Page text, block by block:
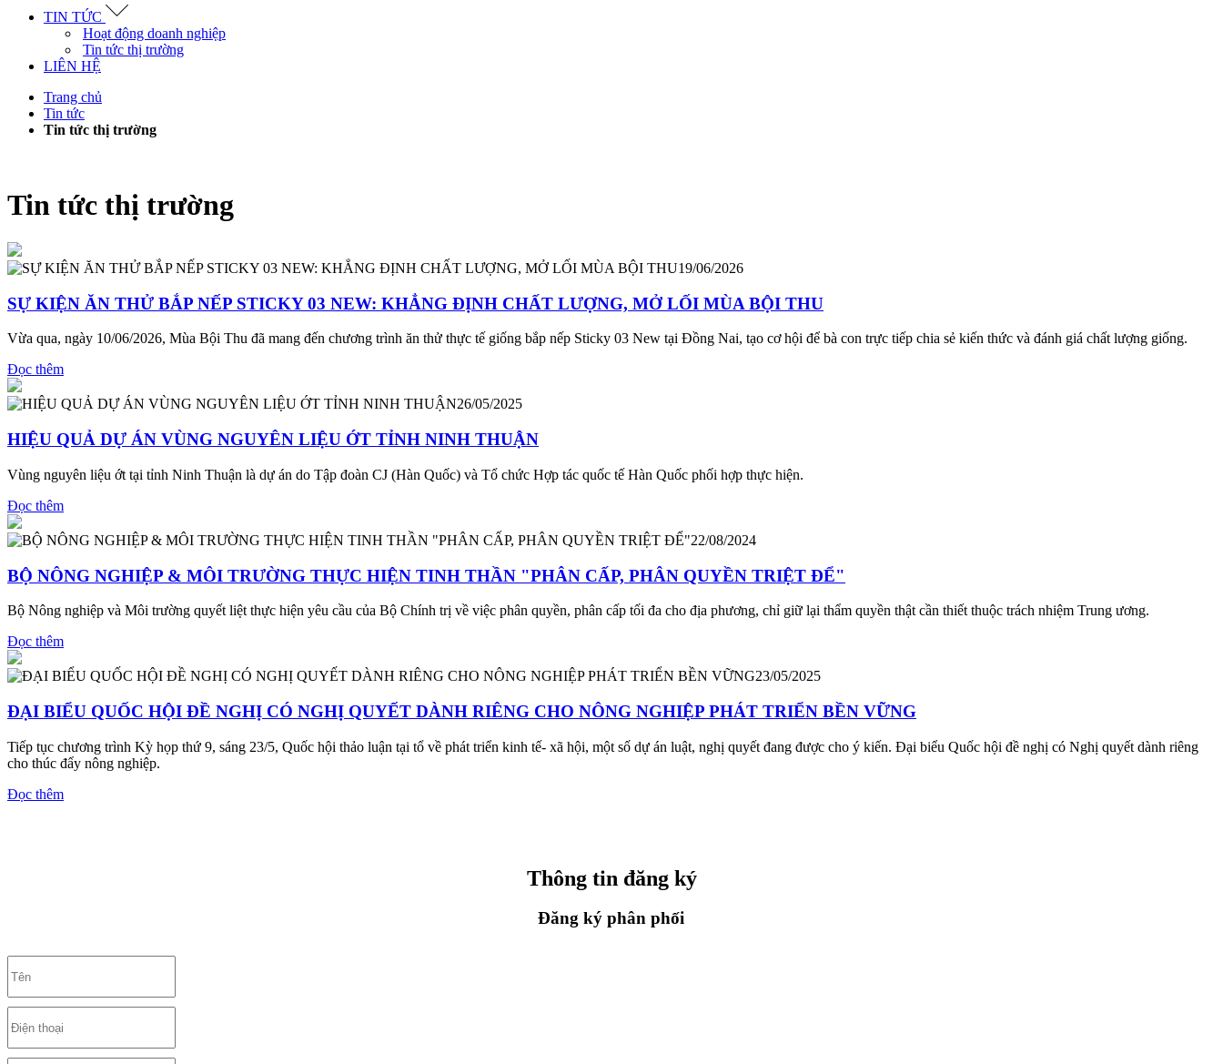
TIN TỨC
Hoạt động doanh nghiệp
Tin tức thị trường
LIÊN HỆ
Trang chủ
Tin tức
Tin tức thị trường
Tin tức thị trường
19/06/2026
SỰ KIỆN ĂN THỬ BẮP NẾP STICKY 03 NEW: KHẲNG ĐỊNH CHẤT LƯỢNG, MỞ LỐI MÙA BỘI THU
Vừa qua, ngày 10/06/2026, Mùa Bội Thu đã mang đến chương trình ăn thử thực tế giống bắp nếp Sticky 03 New tại Đồng Nai, tạo cơ hội để bà con trực tiếp chia sẻ kiến thức và đánh giá chất lượng giống.
Đọc thêm
26/05/2025
HIỆU QUẢ DỰ ÁN VÙNG NGUYÊN LIỆU ỚT TỈNH NINH THUẬN
Vùng nguyên liệu ớt tại tỉnh Ninh Thuận là dự án do Tập đoàn CJ (Hàn Quốc) và Tổ chức Hợp tác quốc tế Hàn Quốc phối hợp thực hiện.
Đọc thêm
22/08/2024
BỘ NÔNG NGHIỆP & MÔI TRƯỜNG THỰC HIỆN TINH THẦN "PHÂN CẤP, PHÂN QUYỀN TRIỆT ĐỂ"
Bộ Nông nghiệp và Môi trường quyết liệt thực hiện yêu cầu của Bộ Chính trị về việc phân quyền, phân cấp tối đa cho địa phương, chỉ giữ lại thẩm quyền thật cần thiết thuộc trách nhiệm Trung ương.
Đọc thêm
23/05/2025
ĐẠI BIỂU QUỐC HỘI ĐỀ NGHỊ CÓ NGHỊ QUYẾT DÀNH RIÊNG CHO NÔNG NGHIỆP PHÁT TRIỂN BỀN VỮNG
Tiếp tục chương trình Kỳ họp thứ 9, sáng 23/5, Quốc hội thảo luận tại tổ về phát triển kinh tế- xã hội, một số dự án luật, nghị quyết đang được cho ý kiến. Đại biểu Quốc hội đề nghị có Nghị quyết dành riêng
cho thúc đẩy nông nghiệp.
Đọc thêm
Thông tin đăng ký
Đăng ký phân phối